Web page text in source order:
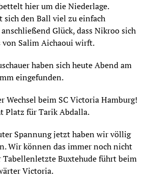
hier um die Niederlage.
sich den Ball viel zu einfach
Glück, dass Nikroo sich
von Salim Aichaoui wirft.
haben sich heute Abend am
eingefunden.
Wechsel beim SC Victoria Hamburg!
Platz für Tarik Abdalla.
Spannung jetzt haben wir völlig
Wir können das immer noch nicht
Tabellenletzte Buxtehude führt beim
Victoria.